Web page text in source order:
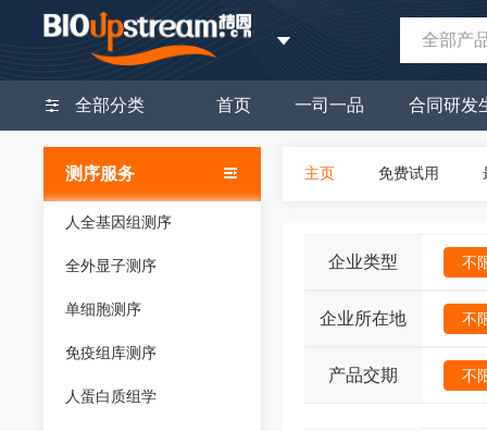
全部产
全部分类 首页 一司一品 合同研发
测序服务
人全基因组测序
全外显子测序
单细胞测序
免疫组库测序
人蛋白质组学
主页 免费试用
企业类型 不
企业所在地 不
产品交期 不